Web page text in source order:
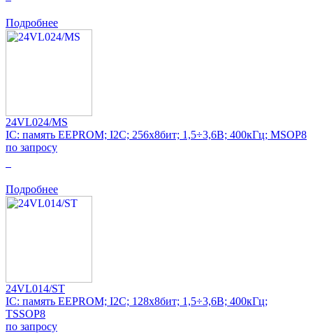
Подробнее
24VL024/MS
IC: память EEPROM; I2C; 256x8бит; 1,5÷3,6В; 400кГц; MSOP8
по запросу
Подробнее
24VL014/ST
IC: память EEPROM; I2C; 128x8бит; 1,5÷3,6В; 400кГц;
TSSOP8
по запросу